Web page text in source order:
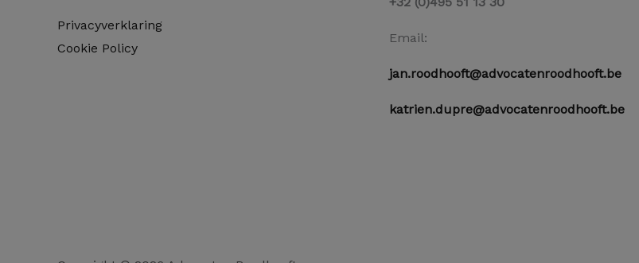
Privacyverklaring
Cookie Policy
Email:
jan.roodhooft@advocatenroodhooft.be
katrien.dupre@advocatenroodhooft.be